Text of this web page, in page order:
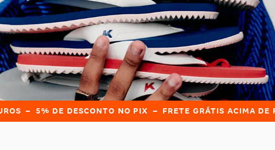
NO PIX – FRETE GRÁTIS ACIMA DE R$299 –